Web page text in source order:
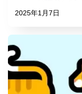
2025年1月7日